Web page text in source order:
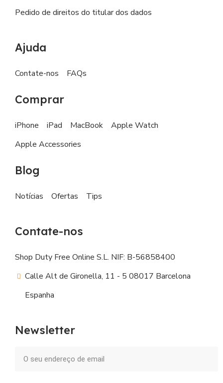
Pedido de direitos do titular dos dados
Ajuda
Contate-nos FAQs
Comprar
iPhone iPad MacBook
Apple Watch
Apple Accessories
Blog
Notícias Ofertas Tips
Contate-nos
Shop Duty Free Online S.L. NIF: B-56858400
Calle Alt de Gironella, 11 - 5 08017 Barcelona
Espanha
Newsletter